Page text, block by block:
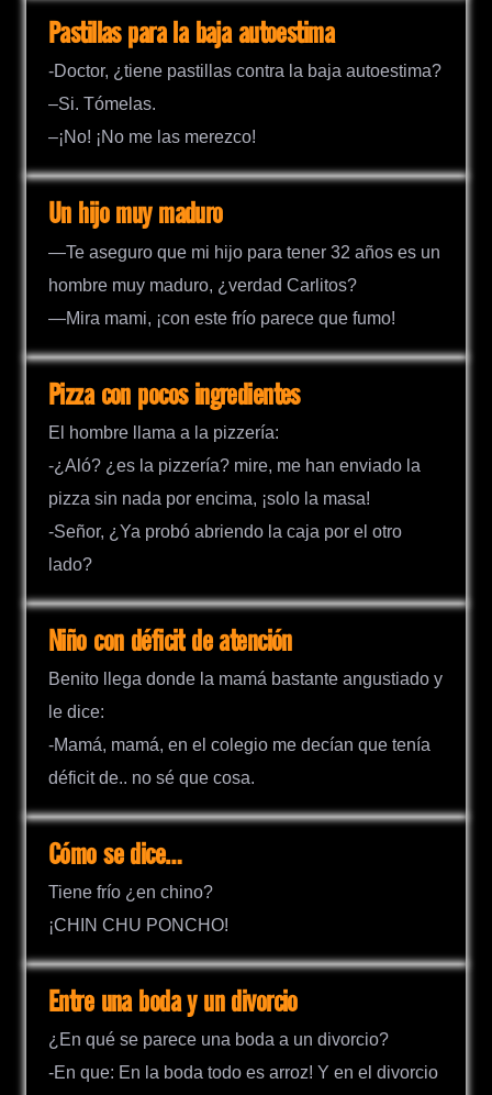
Pastillas para la baja autoestima
-Doctor, ¿tiene pastillas contra la baja autoestima?
–Si. Tómelas.
–¡No! ¡No me las merezco!
Un hijo muy maduro
—Te aseguro que mi hijo para tener 32 años es un
hombre muy maduro, ¿verdad Carlitos?
—Mira mami, ¡con este frío parece que fumo!
Pizza con pocos ingredientes
El hombre llama a la pizzería:
-¿Aló? ¿es la pizzería? mire, me han enviado la
pizza sin nada por encima, ¡solo la masa!
-Señor, ¿Ya probó abriendo la caja por el otro
lado?
Niño con déficit de atención
Benito llega donde la mamá bastante angustiado y
le dice:
-Mamá, mamá, en el colegio me decían que tenía
déficit de.. no sé que cosa.
Cómo se dice…
Tiene frío ¿en chino?
¡CHIN CHU PONCHO!
Entre una boda y un divorcio
¿En qué se parece una boda a un divorcio?
-En que: En la boda todo es arroz! Y en el divorcio